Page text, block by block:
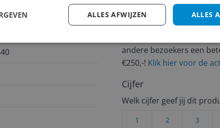
Heb jij dit product in bezit
met het schrijven van je
een review gemiddeld
andere bezoekers een
€250,-! Klik hier voor de
Cijfer
Welk cijfer geef jij dit
3
2
1
ALLES
ALLES AFWIJZEN